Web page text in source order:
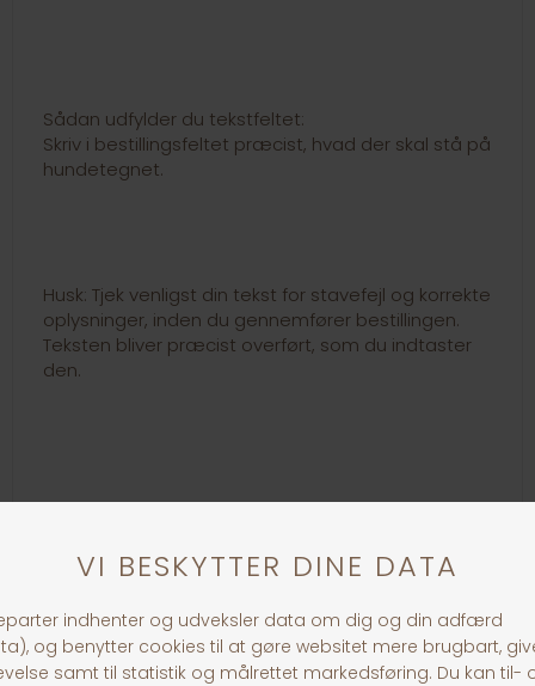
Sådan udfylder du tekstfeltet:
Skriv i bestillingsfeltet præcist, hvad der skal stå på
hundetegnet.
Husk: Tjek venligst din tekst for stavefejl og korrekte
oplysninger, inden du gennemfører bestillingen.
Teksten bliver præcist overført, som du indtaster
den.
https://www.retsinformation.dk/eli/lta/1969/496